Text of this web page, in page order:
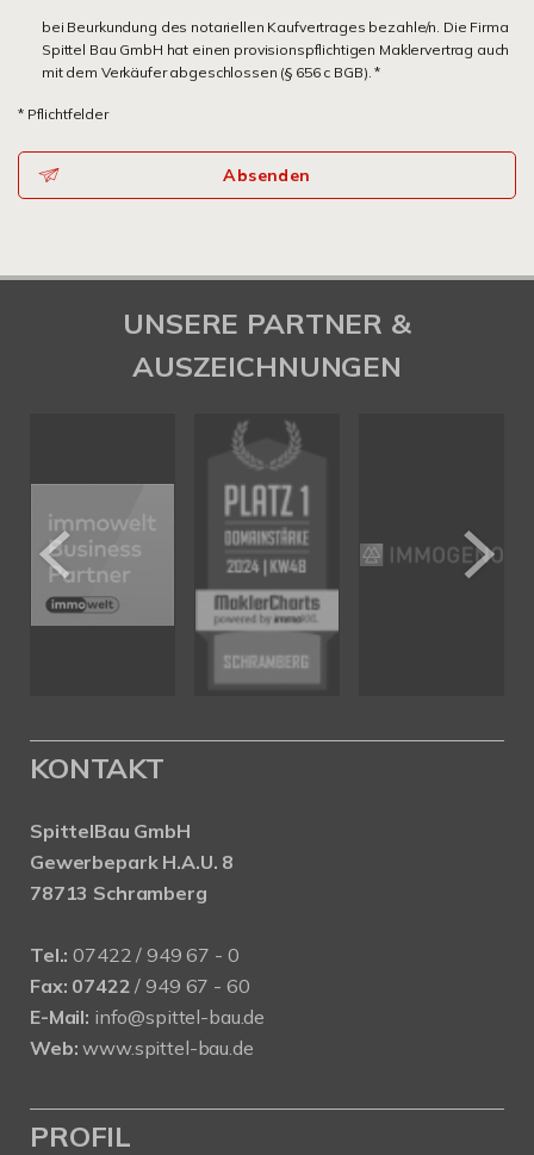
bei Beurkundung des notariellen Kaufvertrages bezahle/n. Die Firma
Spittel Bau GmbH hat einen provisionspflichtigen Maklervertrag auch
mit dem Verkäufer abgeschlossen (§ 656 c BGB). *
* Pflichtfelder
Absenden
UNSERE PARTNER &
AUSZEICHNUNGEN
KONTAKT
SpittelBau GmbH
Gewerbepark H.A.U. 8
78713 Schramberg
Tel.: 07422 / 949 67 - 0
Fax: 07422 / 949 67 - 60
E-Mail: info@spittel-bau.de
Web: www.spittel-bau.de
PROFIL